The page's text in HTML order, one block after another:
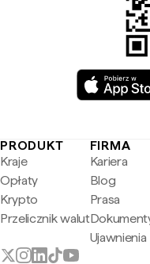
PRODUKT
Kraje
Opłaty
Krypto
Przelicznik walut
FIRMA
Kariera
Blog
Prasa
Ujawnienia